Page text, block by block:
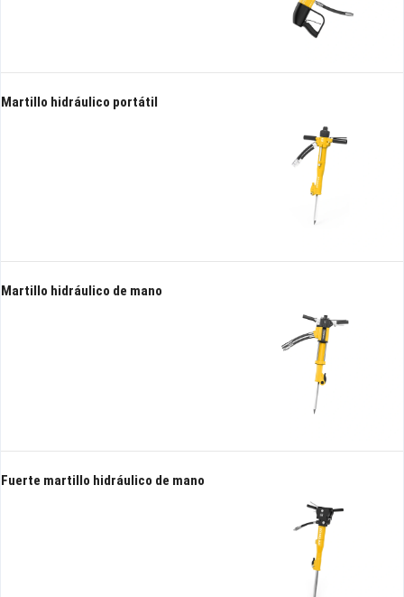
Martillo hidráulico portátil
Martillo hidráulico de mano
Fuerte martillo hidráulico de mano